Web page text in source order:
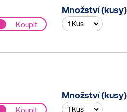
Koupit
Množství (kusy)
Koupit
Množství (kusy)